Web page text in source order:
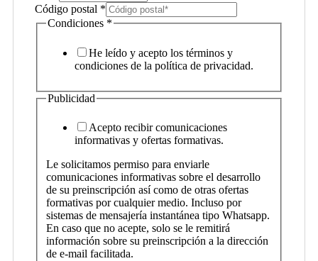
Código postal *
Condiciones *
He leído y acepto los términos y
condiciones de la política de privacidad.
Publicidad
Acepto recibir comunicaciones
informativas y ofertas formativas.
Le solicitamos permiso para enviarle
comunicaciones informativas sobre el desarrollo
de su preinscripción así como de otras ofertas
formativas por cualquier medio. Incluso por
sistemas de mensajería instantánea tipo Whatsapp.
En caso que no acepte, solo se le remitirá
información sobre su preinscripción a la dirección
de e-mail facilitada.